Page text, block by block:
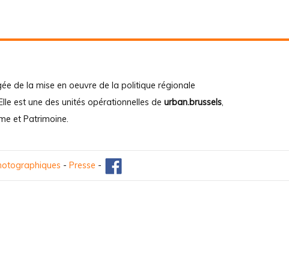
de la mise en oeuvre de la politique régionale
est une des unités opérationnelles de urban.brussels,
et Patrimoine.
- Presse -